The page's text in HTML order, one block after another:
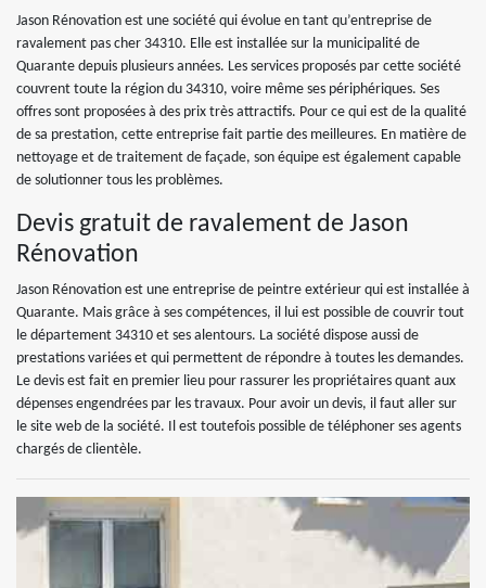
Jason Rénovation est une société qui évolue en tant qu’entreprise de
ravalement pas cher 34310. Elle est installée sur la municipalité de
Quarante depuis plusieurs années. Les services proposés par cette société
couvrent toute la région du 34310, voire même ses périphériques. Ses
offres sont proposées à des prix très attractifs. Pour ce qui est de la qualité
de sa prestation, cette entreprise fait partie des meilleures. En matière de
nettoyage et de traitement de façade, son équipe est également capable
de solutionner tous les problèmes.
Devis gratuit de ravalement de Jason
Rénovation
Jason Rénovation est une entreprise de peintre extérieur qui est installée à
Quarante. Mais grâce à ses compétences, il lui est possible de couvrir tout
le département 34310 et ses alentours. La société dispose aussi de
prestations variées et qui permettent de répondre à toutes les demandes.
Le devis est fait en premier lieu pour rassurer les propriétaires quant aux
dépenses engendrées par les travaux. Pour avoir un devis, il faut aller sur
le site web de la société. Il est toutefois possible de téléphoner ses agents
chargés de clientèle.